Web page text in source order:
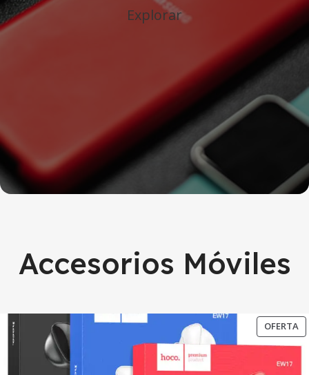
Explorar
Accesorios Móviles
OFERTA